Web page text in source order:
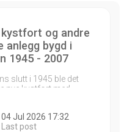
og andre
anlegg bygd i
1945 - 2007
slutt i 1945 ble det
nye kystfort med…
04 Jul 2026 17:32
Last post